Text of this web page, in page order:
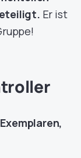
Er ist